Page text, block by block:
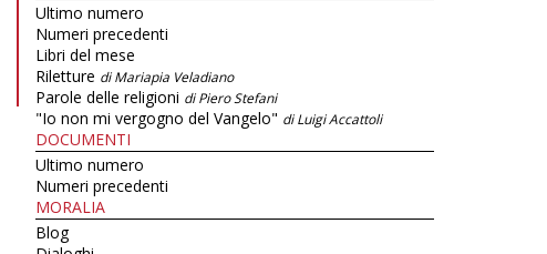
Ultimo numero
Numeri precedenti
Libri del mese
Riletture di Mariapia Veladiano
Parole delle religioni di Piero Stefani
"Io non mi vergogno del Vangelo" di Luigi Accattoli
DOCUMENTI
Ultimo numero
Numeri precedenti
MORALIA
Blog